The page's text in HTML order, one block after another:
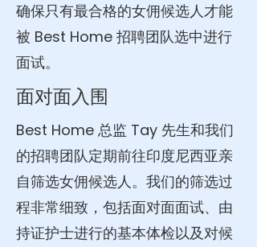
确保只有最合格的女佣候选人才能
被 Best Home 招聘团队选中进行
面试。
面对面入围
Best Home 总监 Tay 先生和我们
的招聘团队定期前往印度尼西亚亲
自筛选女佣候选人。我们的筛选过
程非常细致，包括面对面面试、由
持证护士进行的基本体检以及对候